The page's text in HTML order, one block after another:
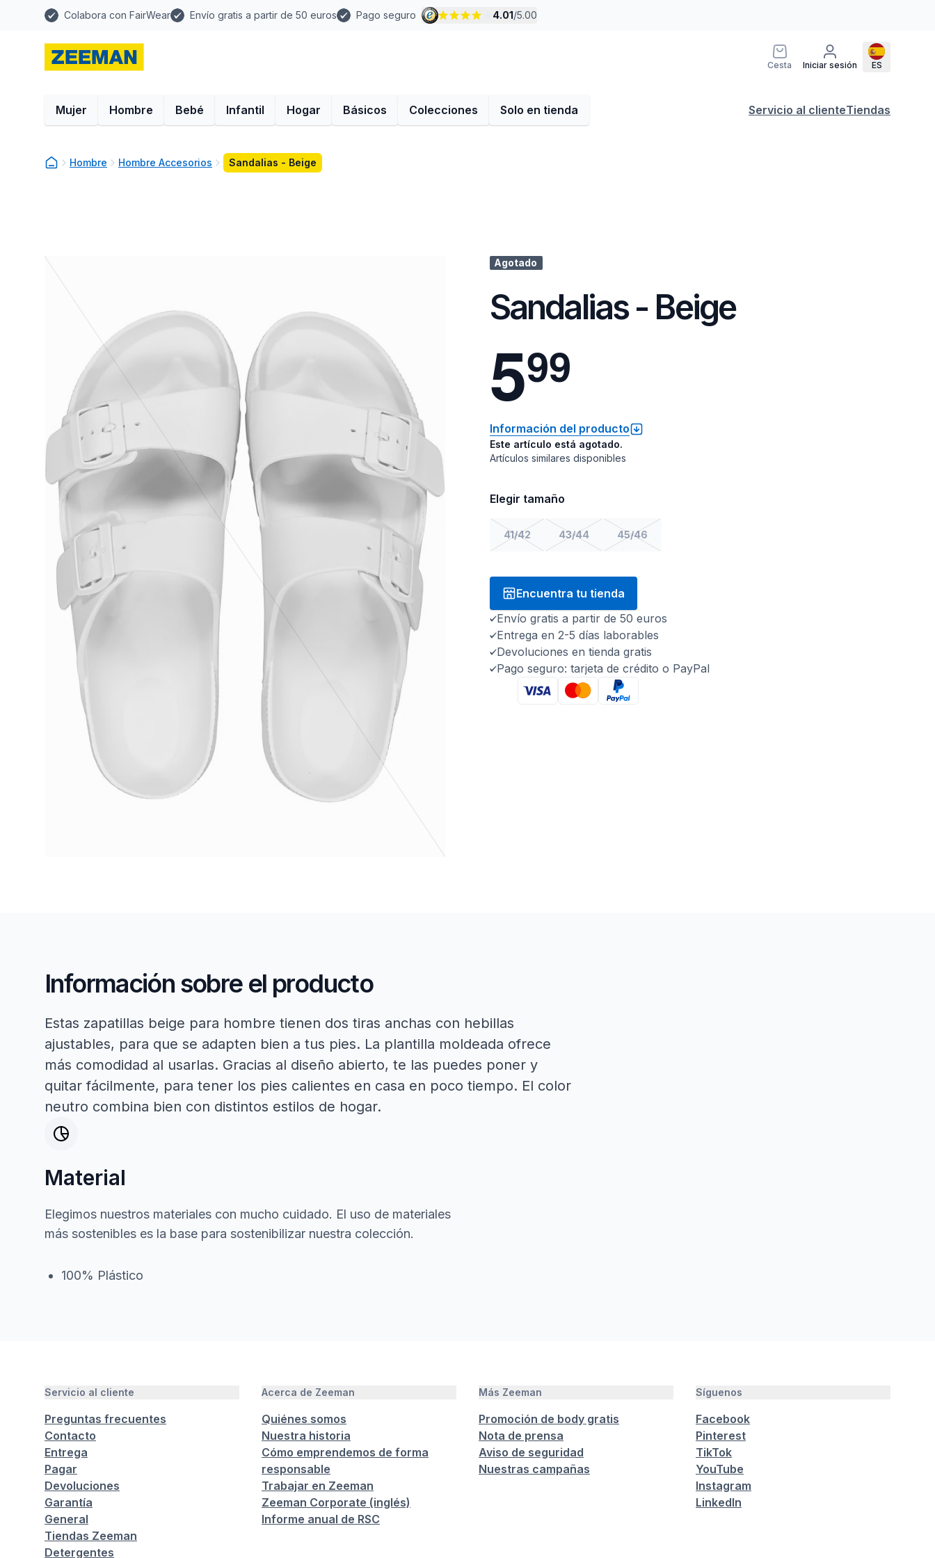
Colabora con FairWear Envío gratis a partir de 50 euros Pago seguro 4.01/5.00
Cesta Iniciar sesión ES
Mujer Hombre Bebé Infantil Hogar Básicos Colecciones Solo en tienda Servicio al clienteTiendas
Hombre Hombre Accesorios Sandalias - Beige
Agotado
Sandalias - Beige
599
Información del producto
Este artículo está agotado.
Artículos similares disponibles
Elegir tamaño
41/42 43/44 45/46
Encuentra tu tienda
Envío gratis a partir de 50 euros
Entrega en 2-5 días laborables
Devoluciones en tienda gratis
Pago seguro: tarjeta de crédito o PayPal
Información sobre el producto
Estas zapatillas beige para hombre tienen dos tiras anchas con hebillas
ajustables, para que se adapten bien a tus pies. La plantilla moldeada ofrece
más comodidad al usarlas. Gracias al diseño abierto, te las puedes poner y
quitar fácilmente, para tener los pies calientes en casa en poco tiempo. El color
neutro combina bien con distintos estilos de hogar.
Material
Elegimos nuestros materiales con mucho cuidado. El uso de materiales
más sostenibles es la base para sostenibilizar nuestra colección.
100% Plástico
Servicio al cliente
Preguntas frecuentes
Contacto
Entrega
Pagar
Devoluciones
Garantía
General
Tiendas Zeeman
Detergentes
Acerca de Zeeman
Quiénes somos
Nuestra historia
Cómo emprendemos de forma
responsable
Trabajar en Zeeman
Zeeman Corporate (inglés)
Informe anual de RSC
Más Zeeman
Promoción de body gratis
Nota de prensa
Aviso de seguridad
Nuestras campañas
Síguenos
Facebook
Pinterest
TikTok
YouTube
Instagram
LinkedIn